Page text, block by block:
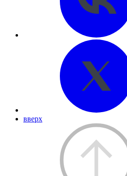
вверх